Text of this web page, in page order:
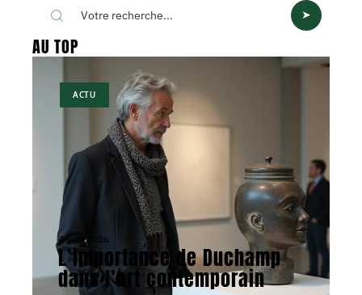
AU TOP
ACTU
4 avril 2026
L’importance de Duchamp
dans l’art contemporain